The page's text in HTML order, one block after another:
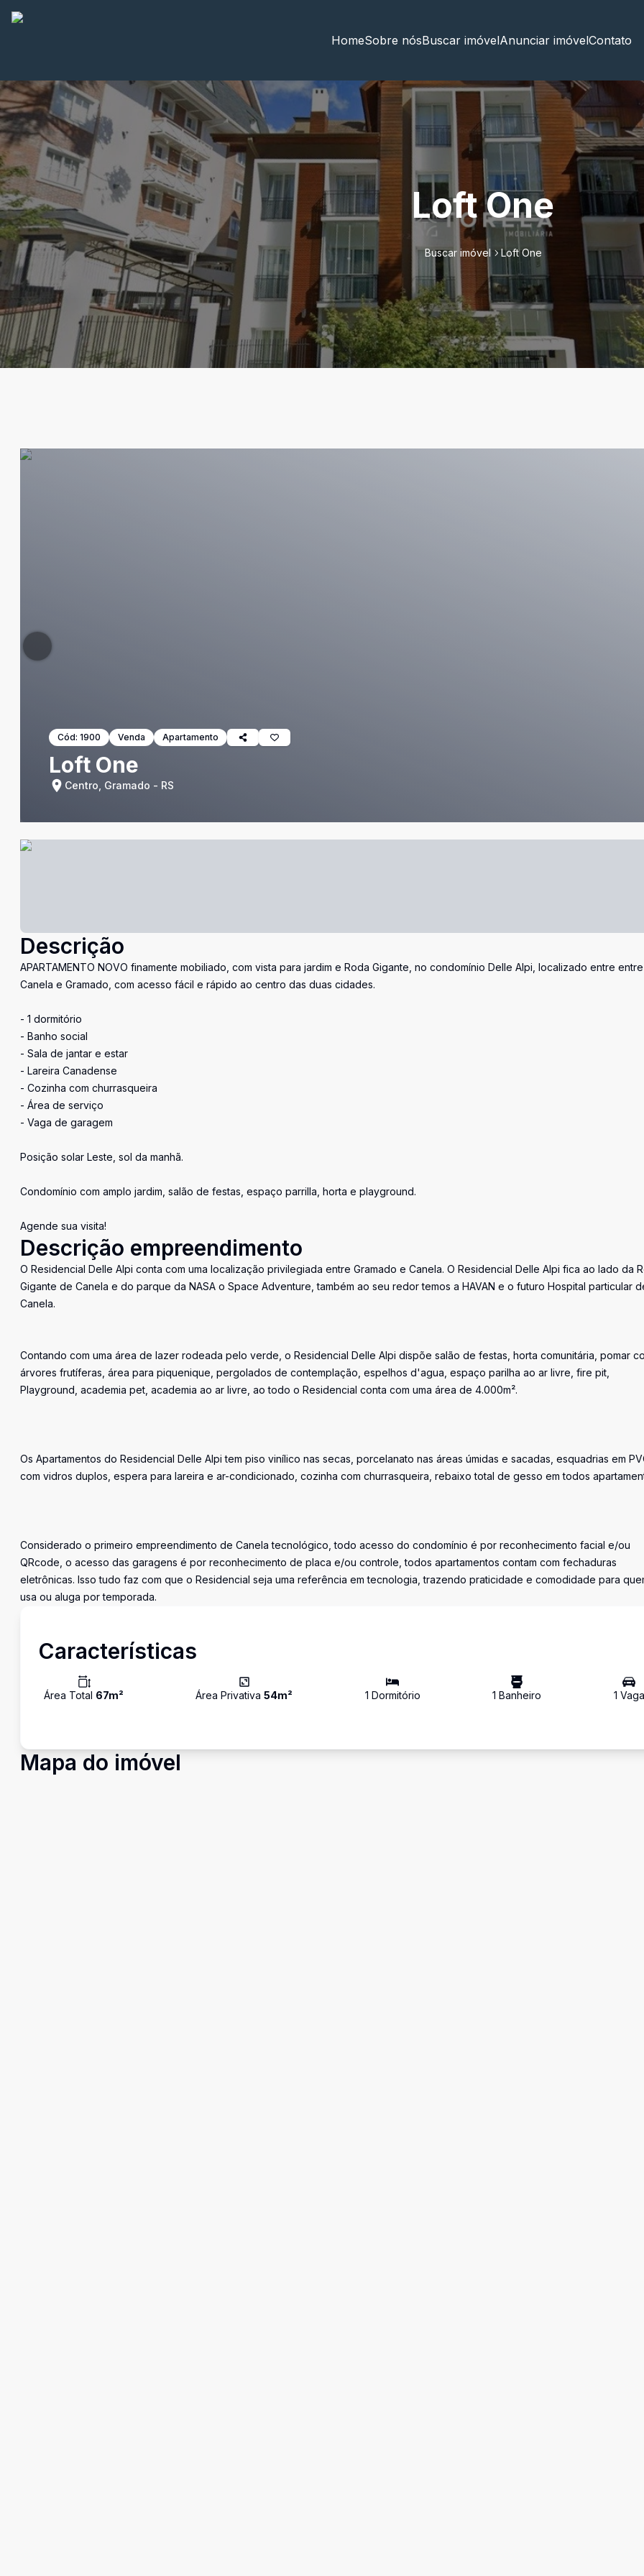
HomeSobre nósBuscar imóvelAnunciar imóvelContato
Loft One
Buscar imóvel Loft One
Cód: 1900 Venda Apartamento
Loft One
Centro, Gramado - RS
Descrição
APARTAMENTO NOVO finamente mobiliado, com vista para jardim e Roda Gigante, no condomínio Delle Alpi, localizado entre entre
Canela e Gramado, com acesso fácil e rápido ao centro das duas cidades.
- 1 dormitório
- Banho social
- Sala de jantar e estar
- Lareira Canadense
- Cozinha com churrasqueira
- Área de serviço
- Vaga de garagem
Posição solar Leste, sol da manhã.
Condomínio com amplo jardim, salão de festas, espaço parrilla, horta e playground.
Agende sua visita!
Descrição empreendimento
O Residencial Delle Alpi conta com uma localização privilegiada entre Gramado e Canela. O Residencial Delle Alpi fica ao lado da
Gigante de Canela e do parque da NASA o Space Adventure, também ao seu redor temos a HAVAN e o futuro Hospital particular
Canela.
Contando com uma área de lazer rodeada pelo verde, o Residencial Delle Alpi dispõe salão de festas, horta comunitária, pomar
árvores frutíferas, área para piquenique, pergolados de contemplação, espelhos d'agua, espaço parilha ao ar livre, fire pit,
Playground, academia pet, academia ao ar livre, ao todo o Residencial conta com uma área de 4.000m².
Os Apartamentos do Residencial Delle Alpi tem piso vinílico nas secas, porcelanato nas áreas úmidas e sacadas, esquadrias em
com vidros duplos, espera para lareira e ar-condicionado, cozinha com churrasqueira, rebaixo total de gesso em todos
Considerado o primeiro empreendimento de Canela tecnológico, todo acesso do condomínio é por reconhecimento facial e/ou
QRcode, o acesso das garagens é por reconhecimento de placa e/ou controle, todos apartamentos contam com fechaduras
eletrônicas. Isso tudo faz com que o Residencial seja uma referência em tecnologia, trazendo praticidade e comodidade para
usa ou aluga por temporada.
Características
Área Total 67m² Área Privativa54m² 1 Dormitório 1 Banheiro 1 Vaga
Mapa do imóvel